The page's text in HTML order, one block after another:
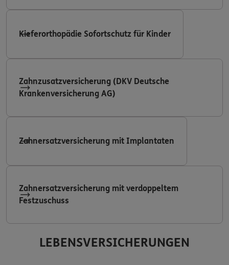
Kieferorthopädie Sofortschutz für Kinder
Zahnzusatzversicherung (DKV Deutsche
Krankenversicherung AG)
Zahnersatzversicherung mit Implantaten
Zahnersatzversicherung mit verdoppeltem
Festzuschuss
LEBENSVERSICHERUNGEN